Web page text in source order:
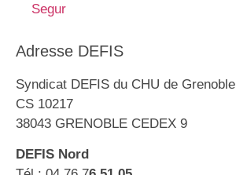
Segur
Adresse DEFIS
Syndicat DEFIS du CHU de Grenoble
CS 10217
38043 GRENOBLE CEDEX 9
DEFIS Nord